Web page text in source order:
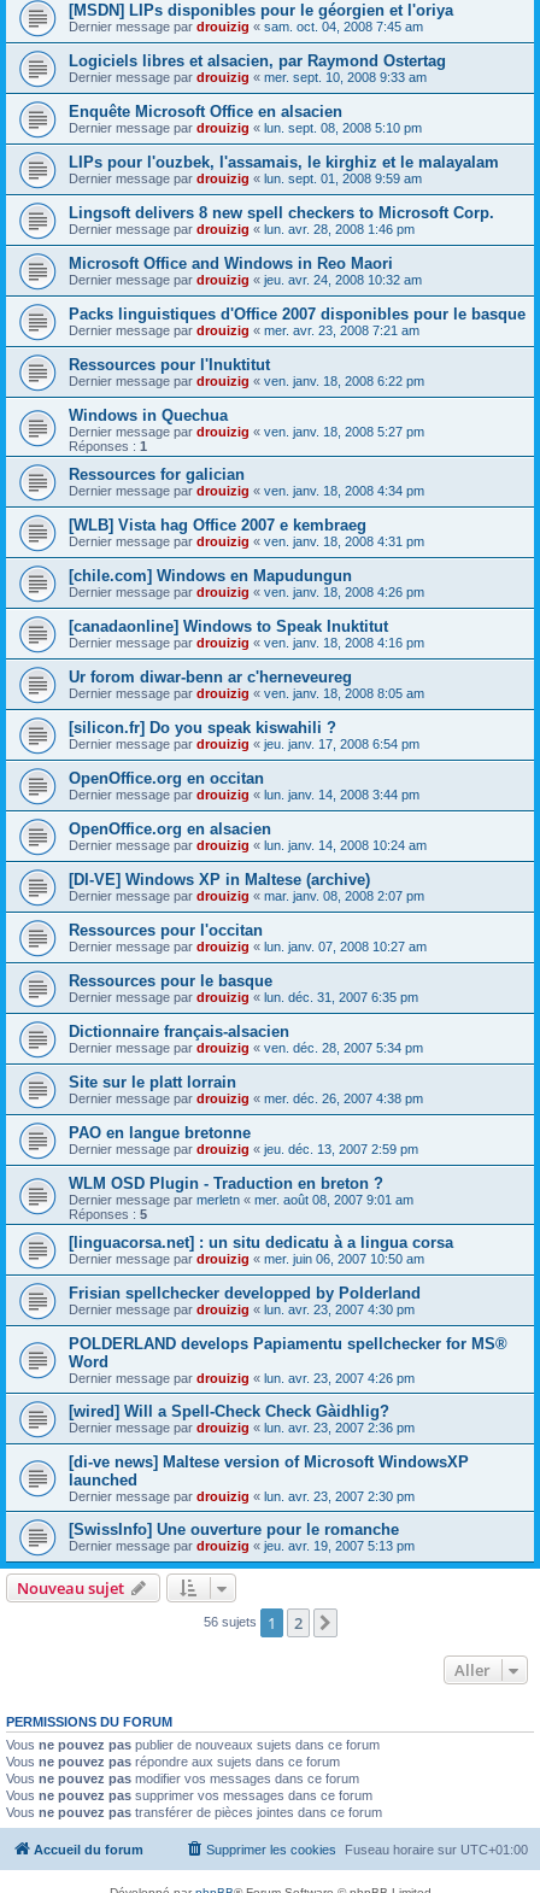
[MSDN] LIPs disponibles pour le géorgien et l'oriya
Dernier message par drouizig « sam. oct. 04, 2008 7:45 am
Logiciels libres et alsacien, par Raymond Ostertag
Dernier message par drouizig « mer. sept. 10, 2008 9:33 am
Enquête Microsoft Office en alsacien
Dernier message par drouizig « lun. sept. 08, 2008 5:10 pm
LIPs pour l'ouzbek, l'assamais, le kirghiz et le malayalam
Dernier message par drouizig « lun. sept. 01, 2008 9:59 am
Lingsoft delivers 8 new spell checkers to Microsoft Corp.
Dernier message par drouizig « lun. avr. 28, 2008 1:46 pm
Microsoft Office and Windows in Reo Maori
Dernier message par drouizig « jeu. avr. 24, 2008 10:32 am
Packs linguistiques d'Office 2007 disponibles pour le basque
Dernier message par drouizig « mer. avr. 23, 2008 7:21 am
Ressources pour l'Inuktitut
Dernier message par drouizig « ven. janv. 18, 2008 6:22 pm
Windows in Quechua
Dernier message par drouizig « ven. janv. 18, 2008 5:27 pm
Réponses : 1
Ressources for galician
Dernier message par drouizig « ven. janv. 18, 2008 4:34 pm
[WLB] Vista hag Office 2007 e kembraeg
Dernier message par drouizig « ven. janv. 18, 2008 4:31 pm
[chile.com] Windows en Mapudungun
Dernier message par drouizig « ven. janv. 18, 2008 4:26 pm
[canadaonline] Windows to Speak Inuktitut
Dernier message par drouizig « ven. janv. 18, 2008 4:16 pm
Ur forom diwar-benn ar c'herneveureg
Dernier message par drouizig « ven. janv. 18, 2008 8:05 am
[silicon.fr] Do you speak kiswahili ?
Dernier message par drouizig « jeu. janv. 17, 2008 6:54 pm
OpenOffice.org en occitan
Dernier message par drouizig « lun. janv. 14, 2008 3:44 pm
OpenOffice.org en alsacien
Dernier message par drouizig « lun. janv. 14, 2008 10:24 am
[DI-VE] Windows XP in Maltese (archive)
Dernier message par drouizig « mar. janv. 08, 2008 2:07 pm
Ressources pour l'occitan
Dernier message par drouizig « lun. janv. 07, 2008 10:27 am
Ressources pour le basque
Dernier message par drouizig « lun. déc. 31, 2007 6:35 pm
Dictionnaire français-alsacien
Dernier message par drouizig « ven. déc. 28, 2007 5:34 pm
Site sur le platt lorrain
Dernier message par drouizig « mer. déc. 26, 2007 4:38 pm
PAO en langue bretonne
Dernier message par drouizig « jeu. déc. 13, 2007 2:59 pm
WLM OSD Plugin - Traduction en breton ?
Dernier message par merletn « mer. août 08, 2007 9:01 am
Réponses : 5
[linguacorsa.net] : un situ dedicatu à a lingua corsa
Dernier message par drouizig « mer. juin 06, 2007 10:50 am
Frisian spellchecker developped by Polderland
Dernier message par drouizig « lun. avr. 23, 2007 4:30 pm
POLDERLAND develops Papiamentu spellchecker for MS®
Word
Dernier message par drouizig « lun. avr. 23, 2007 4:26 pm
[wired] Will a Spell-Check Check Gàidhlig?
Dernier message par drouizig « lun. avr. 23, 2007 2:36 pm
[di-ve news] Maltese version of Microsoft WindowsXP
launched
Dernier message par drouizig « lun. avr. 23, 2007 2:30 pm
[SwissInfo] Une ouverture pour le romanche
Dernier message par drouizig « jeu. avr. 19, 2007 5:13 pm
Nouveau sujet
56 sujets 1 2
Aller
PERMISSIONS DU FORUM
Vous ne pouvez pas publier de nouveaux sujets dans ce forum
Vous ne pouvez pas répondre aux sujets dans ce forum
Vous ne pouvez pas modifier vos messages dans ce forum
Vous ne pouvez pas supprimer vos messages dans ce forum
Vous ne pouvez pas transférer de pièces jointes dans ce forum
Accueil du forum Fuseau horaire sur UTC+01:00
Supprimer les cookies